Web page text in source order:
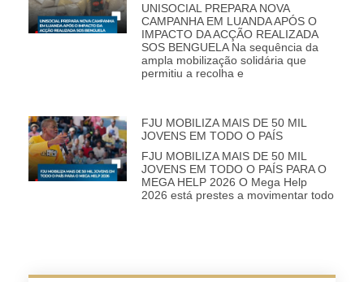
UNISOCIAL PREPARA NOVA
CAMPANHA EM LUANDA APÓS O
IMPACTO DA ACÇÃO REALIZADA
SOS BENGUELA Na sequência da
ampla mobilização solidária que
permitiu a recolha e
FJU MOBILIZA MAIS DE 50 MIL
JOVENS EM TODO O PAÍS
FJU MOBILIZA MAIS DE 50 MIL
JOVENS EM TODO O PAÍS PARA O
MEGA HELP 2026 O Mega Help
2026 está prestes a movimentar todo